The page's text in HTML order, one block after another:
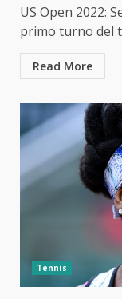
US Open 2022:
primo turno del
Read More
Tennis